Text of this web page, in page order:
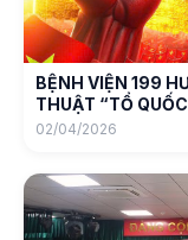
BỆNH VIỆN 199
THUẬT “TỔ
02/04/2026